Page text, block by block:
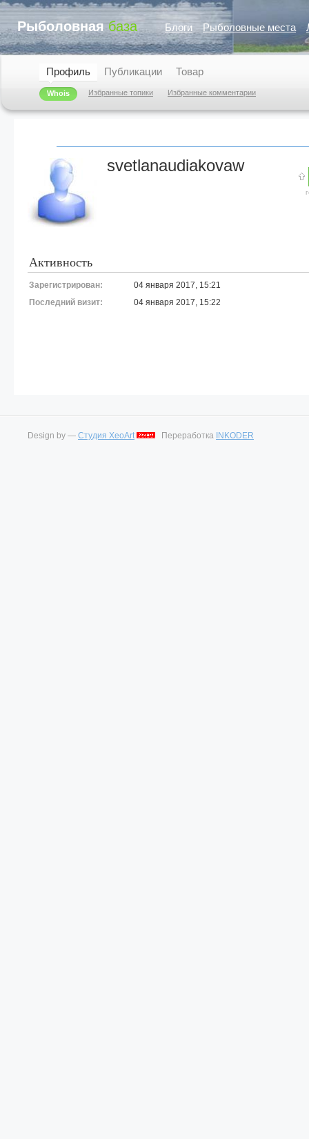
Рыболовная база Блоги Рыболовные места
Профиль
Whois Избранные топики Избранные комментарии
Публикации Товар
svetlanaudiakovaw
Активность
Зарегистрирован:
04 января 2017, 15:21
Последний визит:
04 января 2017, 15:22
Design by — Студия XeoArt Переработка INKODER